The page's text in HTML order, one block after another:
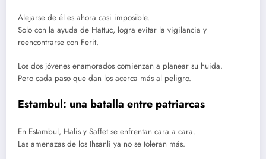
Alejarse de él es ahora casi imposible.
Solo con la ayuda de Hattuc, logra evitar la vigilancia y
reencontrarse con Ferit.
Los dos jóvenes enamorados comienzan a planear su huida.
Pero cada paso que dan los acerca más al peligro.
Estambul: una batalla entre patriarcas
En Estambul, Halis y Saffet se enfrentan cara a cara.
Las amenazas de los Ihsanli ya no se toleran más.